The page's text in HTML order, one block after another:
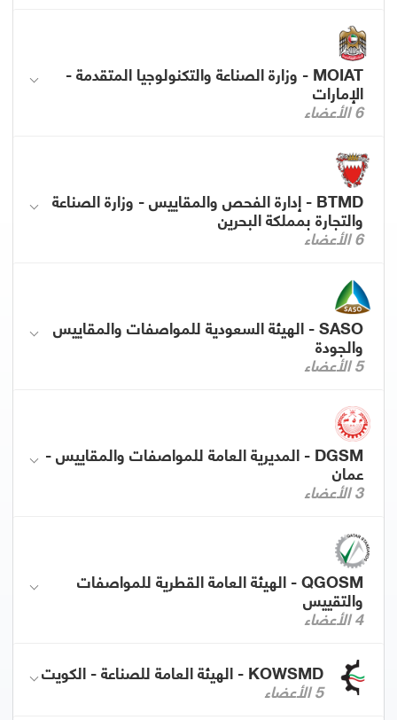
MOIAT - وزارة الصناعة والتكنولوجيا المتقدمة -
الإمارات
6 الأعضاء
BTMD - إدارة الفحص والمقاييس - وزارة الصناعة
والتجارة بمملكة البحرين
6 الأعضاء
SASO - الهيئة السعودية للمواصفات والمقاييس
والجودة
5 الأعضاء
DGSM - المديرية العامة للمواصفات والمقاييس -
عمان
3 الأعضاء
QGOSM - الهيئة العامة القطرية للمواصفات
والتقييس
4 الأعضاء
KOWSMD - الهيئة العامة للصناعة - الكويت
5 الأعضاء